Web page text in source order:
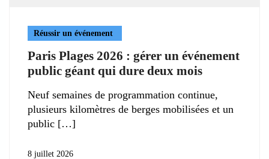
Réussir un événement
Paris Plages 2026 : gérer un événement
public géant qui dure deux mois
Neuf semaines de programmation continue,
plusieurs kilomètres de berges mobilisées et un
public
8 juillet 2026